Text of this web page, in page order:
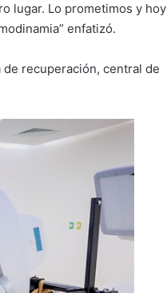
lugar. Lo prometimos y hoy
enfatizó.
recuperación, central de